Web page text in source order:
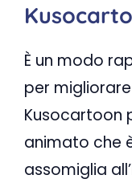
È un modo
per
Kusocartoon
animato che
assomiglia